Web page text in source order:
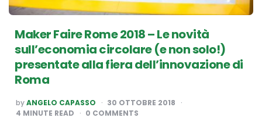
Maker Faire Rome 2018 – Le novità
sull’economia circolare (e non solo!)
presentate alla fiera dell’innovazione di
Roma
POSTED
BY
byANGELO CAPASSO
30 OTTOBRE 2018
4 MINUTE READ 0 COMMENTS